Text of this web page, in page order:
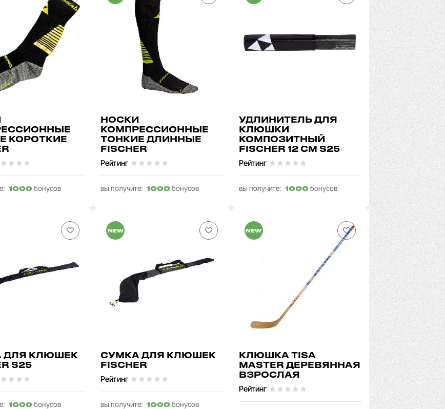
КОРОТКИЕ
1000 бонусов
НОСКИ
КОМПРЕССИОННЫЕ
ТОНКИЕ ДЛИННЫЕ
FISCHER
Рейтинг
вы получите: 1000 бонусов
УДЛИНИТЕЛЬ ДЛЯ
КЛЮШКИ
КОМПОЗИТНЫЙ
FISCHER 12 СМ S25
Рейтинг
вы получите: 1000бонусов
ДЛЯ КЛЮШЕК
S25
1000 бонусов
NEW
СУМКА ДЛЯ КЛЮШЕК
FISCHER
Рейтинг
вы получите: 1000 бонусов
NEW
КЛЮШКА TISA
MASTER ДЕРЕВЯННАЯ
ВЗРОСЛАЯ
Рейтинг